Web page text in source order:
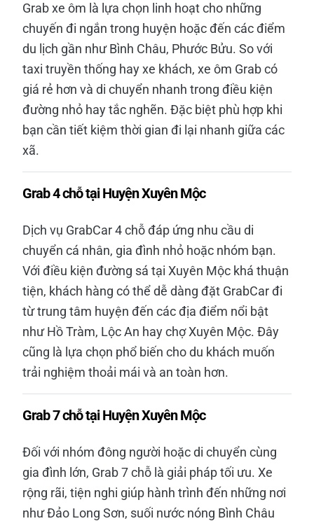
Grab xe ôm là lựa chọn linh hoạt cho những
chuyến đi ngắn trong huyện hoặc đến các điểm
du lịch gần như Bình Châu, Phước Bửu. So với
taxi truyền thống hay xe khách, xe ôm Grab có
giá rẻ hơn và di chuyển nhanh trong điều kiện
đường nhỏ hay tắc nghẽn. Đặc biệt phù hợp khi
bạn cần tiết kiệm thời gian đi lại nhanh giữa các
xã.
Grab 4 chỗ tại Huyện Xuyên Mộc
Dịch vụ GrabCar 4 chỗ đáp ứng nhu cầu di
chuyển cá nhân, gia đình nhỏ hoặc nhóm bạn.
Với điều kiện đường sá tại Xuyên Mộc khá thuận
tiện, khách hàng có thể dễ dàng đặt GrabCar đi
từ trung tâm huyện đến các địa điểm nổi bật
như Hồ Tràm, Lộc An hay chợ Xuyên Mộc. Đây
cũng là lựa chọn phổ biến cho du khách muốn
trải nghiệm thoải mái và an toàn hơn.
Grab 7 chỗ tại Huyện Xuyên Mộc
Đối với nhóm đông người hoặc di chuyển cùng
gia đình lớn, Grab 7 chỗ là giải pháp tối ưu. Xe
rộng rãi, tiện nghi giúp hành trình đến những nơi
như Đảo Long Sơn, suối nước nóng Bình Châu